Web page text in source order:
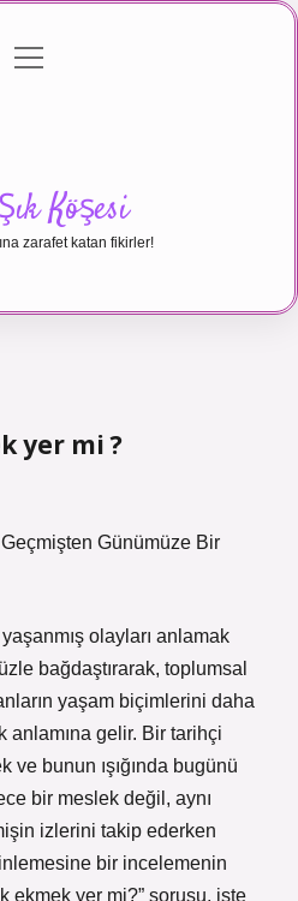
Politikası
menüyü
Köşesi
zarafet katan fikirler!
yer mi ?
Günümüze Bir
olayları anlamak
bağdaştırarak, toplumsal
yaşam biçimlerini daha
gelir. Bir tarihçi
ve bunun ışığında bugünü
bir meslek değil, aynı
izlerini takip ederken
bir incelemenin
ekmek yer mi?” sorusu, işte